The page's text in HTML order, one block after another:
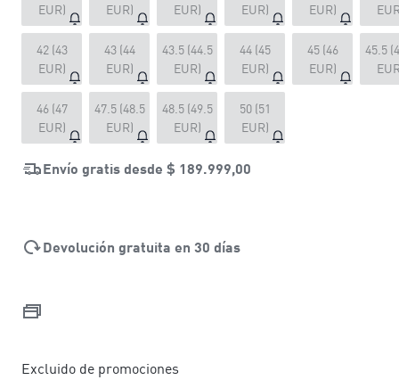
EUR)
EUR)
EUR)
EUR)
EUR)
42 (43
EUR)
43 (44
EUR)
43.5 (44.5
EUR)
44 (45
EUR)
45 (46
EUR)
45.5
46 (47
EUR)
47.5 (48.5
EUR)
48.5 (49.5
EUR)
50 (51
EUR)
Envío gratis desde $ 189.999,00
Devolución gratuita en 30 días
Excluido de promociones